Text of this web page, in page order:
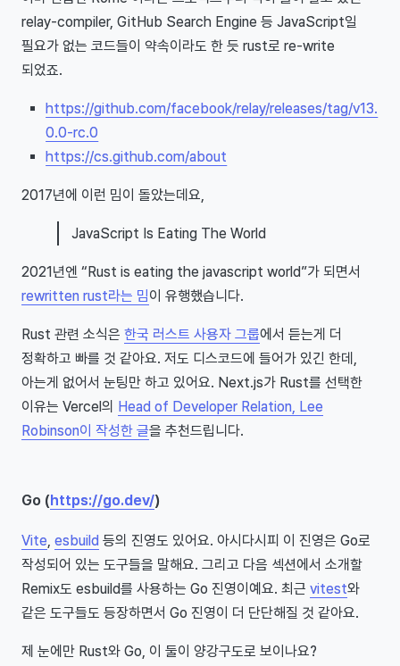
relay-compiler, GitHub Search Engine 등 JavaScript일
필요가 없는 코드들이 약속이라도 한 듯 rust로 re-write
되었죠.
https://github.com/facebook/relay/releases/tag/v13.
0.0-rc.0
https://cs.github.com/about
2017년에 이런 밈이 돌았는데요,
JavaScript Is Eating The World
2021년엔 “Rust is eating the javascript world”가 되면서
rewritten rust라는 밈이 유행했습니다.
Rust 관련 소식은 한국 러스트 사용자 그룹에서 듣는게 더
정확하고 빠를 것 같아요. 저도 디스코드에 들어가 있긴 한데,
아는게 없어서 눈팅만 하고 있어요. Next.js가 Rust를 선택한
이유는 Vercel의 Head of Developer Relation, Lee
Robinson이 작성한 글을 추천드립니다.
Go (https://go.dev/)
Vite esbuild 등의 진영도 있어요. 아시다시피 이 진영은 Go로
작성되어 있는 도구들을 말해요. 그리고 다음 섹션에서 소개할
Remix도 esbuild를 사용하는 Go 진영이예요. 최근 vitest와
같은 도구들도 등장하면서 Go 진영이 더 단단해질 것 같아요.
제 눈에만 Rust와 Go, 이 둘이 양강구도로 보이나요?